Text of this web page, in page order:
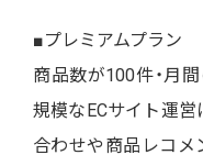
■プレミアムプラン
商品数が100件・月
規模なECサイト運
合わせや商品レコメ